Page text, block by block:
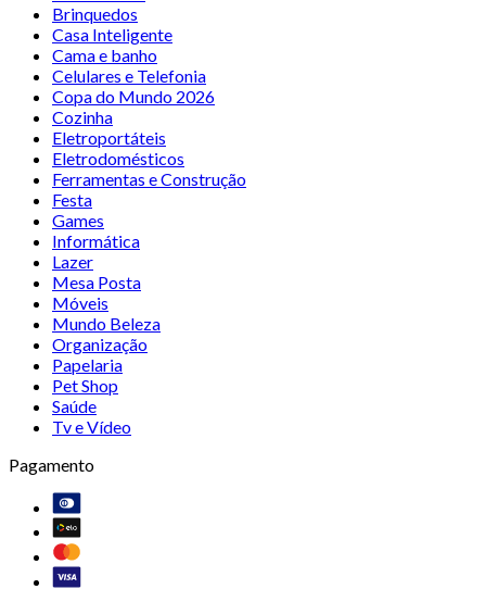
Brinquedos
Casa Inteligente
Cama e banho
Celulares e Telefonia
Copa do Mundo 2026
Cozinha
Eletroportáteis
Eletrodomésticos
Ferramentas e Construção
Festa
Games
Informática
Lazer
Mesa Posta
Móveis
Mundo Beleza
Organização
Papelaria
Pet Shop
Saúde
Tv e Vídeo
Pagamento